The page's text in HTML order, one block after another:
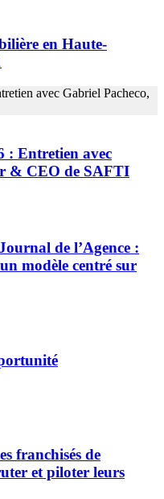
en Haute-
: Entretien avec
& CEO de SAFTI
de l’Agence :
modèle centré sur
franchisés de
et piloter leurs